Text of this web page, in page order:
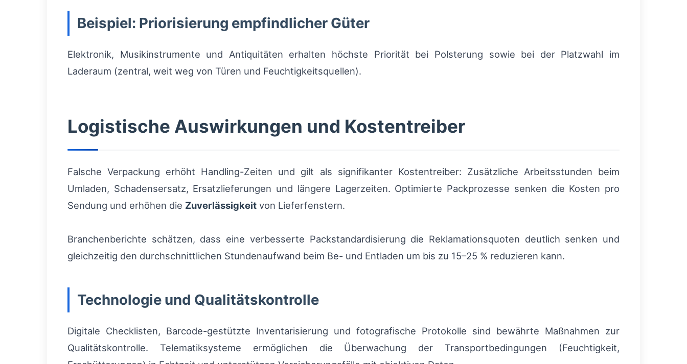
Beispiel: Priorisierung empfindlicher Güter
Elektronik, Musikinstrumente und Antiquitäten erhalten höchste Priorität bei Polsterung sowie bei der Platzwahl im
Laderaum (zentral, weit weg von Türen und Feuchtigkeitsquellen).
Logistische Auswirkungen und Kostentreiber
Falsche Verpackung erhöht Handling-Zeiten und gilt als signifikanter Kostentreiber: Zusätzliche Arbeitsstunden beim
Umladen, Schadensersatz, Ersatzlieferungen und längere Lagerzeiten. Optimierte Packprozesse senken die Kosten pro
Sendung und erhöhen die Zuverlässigkeit von Lieferfenstern.
Branchenberichte schätzen, dass eine verbesserte Packstandardisierung die Reklamationsquoten deutlich senken und
gleichzeitig den durchschnittlichen Stundenaufwand beim Be- und Entladen um bis zu 15–25 % reduzieren kann.
Technologie und Qualitätskontrolle
Digitale Checklisten, Barcode-gestützte Inventarisierung und fotografische Protokolle sind bewährte Maßnahmen zur
Qualitätskontrolle. Telematiksysteme ermöglichen die Überwachung der Transportbedingungen (Feuchtigkeit,